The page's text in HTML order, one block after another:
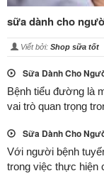
sữa dành cho
Viết bởi: Shop sữa tốt
Sữa Dành Cho
Bệnh tiểu đường là
vai trò quan trọng
Sữa Dành Cho
Với người bệnh
trong việc thực hiện